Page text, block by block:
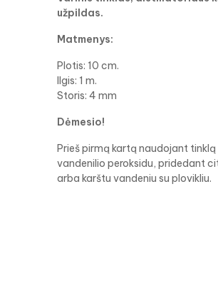
užpildas.
Matmenys:
Plotis: 10 cm.
Ilgis: 1 m.
Storis: 4 mm
Dėmesio!
Prieš pirmą kartą naudojant tinklą
vandenilio peroksidu, pridedant
arba karštu vandeniu su plovikliu.